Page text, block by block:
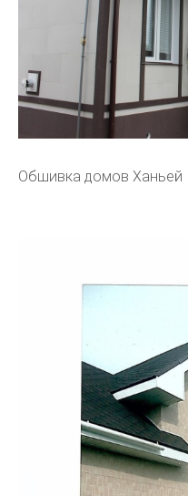
Обшивка домов Ханьей